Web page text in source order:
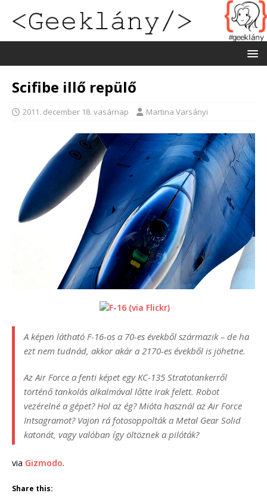
Scifibe illő repülő
2011. december 18. vasárnap Martina Varsányi
A képen látható F-16-os a 70-es évekből származik – de ha
ezt nem tudnád, akkor akár a 2170-es évekből is jöhetne.
Az Air Force a fenti képet egy KC-135 Stratotankerről
történő tankolás alkalmával lőtte Irak felett. Robot
vezérelné a gépet? Hol az ég? Mióta használ az Air Force
Intsagramot? Vajon rá fotosoppolták a Metal Gear Solid
katonát, vagy valóban így öltöznek a pilóták?
via Gizmodo.
Share this: